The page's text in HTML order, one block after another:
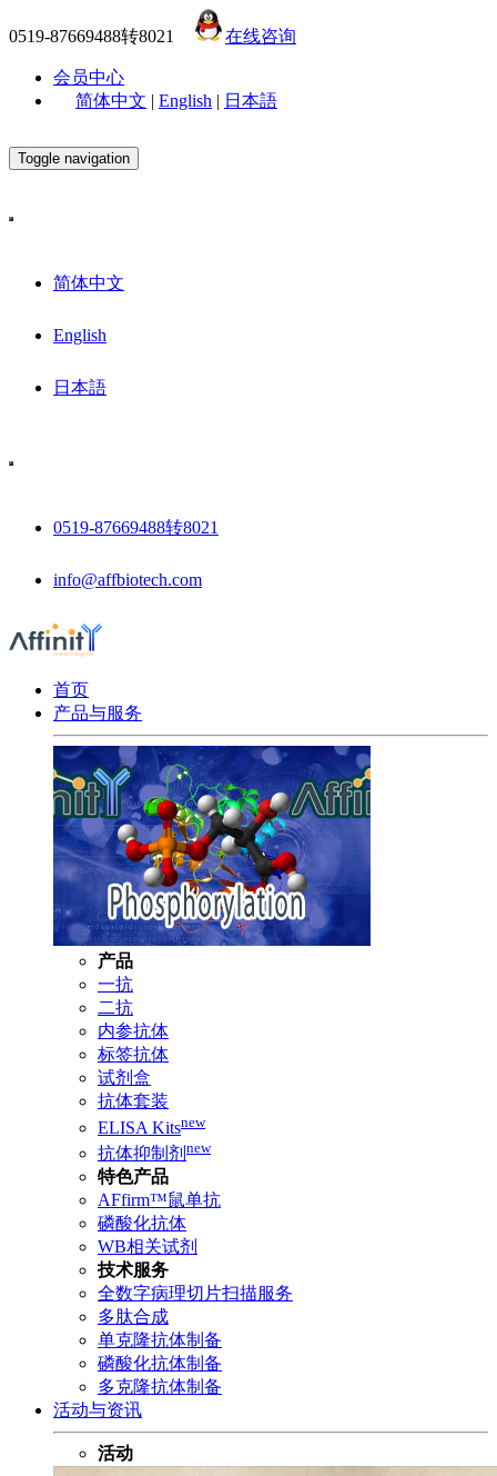
0519-87669488转8021 在线咨询
会员中心
简体中文 | English | 日本語
Toggle navigation
简体中文
English
日本語
0519-87669488转8021
info@affbiotech.com
首页
产品与服务
产品
一抗
二抗
内参抗体
标签抗体
试剂盒
抗体套装
ELISA Kitsnew
抗体抑制剂 new
特色产品
AFfirm™鼠单抗
磷酸化抗体
WB相关试剂
技术服务
全数字病理切片扫描服务
多肽合成
单克隆抗体制备
磷酸化抗体制备
多克隆抗体制备
活动与资讯
活动